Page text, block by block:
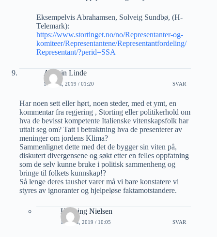
Eksempelvis Abrahamsen, Solveig Sundbø, (H-
Telemark):
https://www.stortinget.no/no/Representanter-og-
komiteer/Representantene/Representantfordeling/
Representant/?perid=SSA
Audvin Linde
14 JULI, 2019 / 01:20 SVAR
Har noen sett eller hørt, noen steder, med et ymt, en
kommentar fra regjering , Storting eller politikerhold om
hva de bevisst kompetente Italienske vitenskapsfolk har
uttalt seg om? Tatt i betraktning hva de presenterer av
meninger om jordens Klima?
Sammenlignet dette med det de bygger sin viten på,
diskutert divergensene og søkt etter en felles oppfatning
som de selv kunne bruke i politisk sammenheng og
bringe til folkets kunnskap!?
Så lenge deres taushet varer må vi bare konstatere vi
styres av ignoranter og hjelpeløse faktamotstandere.
Henning Nielsen
15 JULI, 2019 / 10:05 SVAR